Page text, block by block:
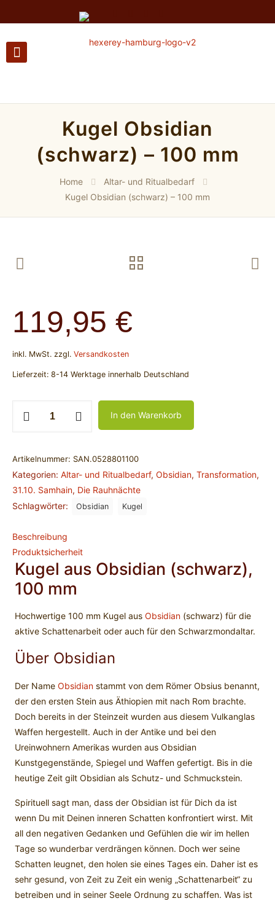
Kugel Obsidian
(schwarz) – 100 mm
Home
Altar- und Ritualbedarf
Kugel Obsidian (schwarz) – 100 mm
119,95 €
inkl. MwSt. zzgl. Versandkosten
Lieferzeit: 8-14 Werktage innerhalb Deutschland
Obsidian
-
100
mm
In den Warenkorb
Artikelnummer: SAN.0528801100
Kategorien: Altar- und Ritualbedarf, Obsidian, Transformation,
31.10. Samhain, Die Rauhnächte
Schlagwörter:
Obsidian Kugel
Beschreibung
Produktsicherheit
Kugel aus Obsidian (schwarz),
100 mm
Hochwertige 100 mm Kugel ausObsidian (schwarz) für die
aktive Schattenarbeit oder auch für den Schwarzmondaltar.
Über Obsidian
Der NameObsidian stammt von dem Römer Obsius benannt,
der den ersten Stein aus Äthiopien mit nach Rom brachte.
Doch bereits in der Steinzeit wurden aus diesem Vulkanglas
Waffen hergestellt. Auch in der Antike und bei den
Ureinwohnern Amerikas wurden aus Obsidian
Kunstgegenstände, Spiegel und Waffen gefertigt. Bis in die
heutige Zeit gilt Obsidian als Schutz- und Schmuckstein.
Spirituell sagt man, dass der Obsidian ist für Dich da ist
wenn Du mit Deinen inneren Schatten konfrontiert wirst. Mit
all den negativen Gedanken und Gefühlen die wir im hellen
Tage so wunderbar verdrängen können. Doch wer seine
Schatten leugnet, den holen sie eines Tages ein. Daher ist es
sehr gesund, von Zeit zu Zeit ein wenig „Schattenarbeit“ zu
betreiben und in seiner Seele Ordnung zu schaffen. Was ist